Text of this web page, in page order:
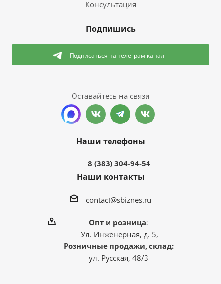
Консультация
Подпишись
Подписаться на телеграм-канал
Оставайтесь на связи
Наши телефоны
8 (383) 304-94-54
Наши контакты
contact@sbiznes.ru
Опт и розница:
Ул. Инженерная, д. 5,
Розничные продажи, склад:
ул. Русская, 48/3